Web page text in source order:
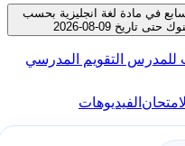
في مادة لغة انجليزية بحسب
09-08-2026
للمدرس التقويم المدرسي
الفيديوهات